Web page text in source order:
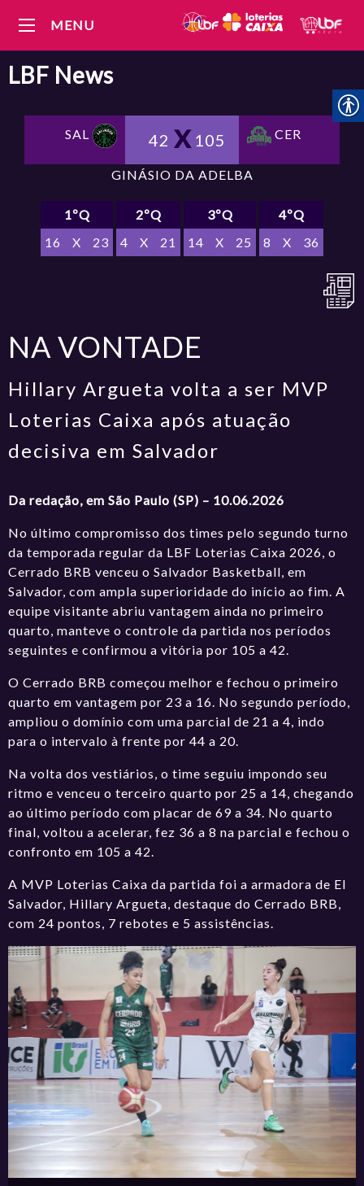
MENU
LBF News
SAL 42 105 CER
GINÁSIO DA ADELBA
1ºQ
16
X 23
2ºQ
4
X 21
3ºQ
14
X 25
4ºQ
8
X 36
NA VONTADE
Hillary Argueta volta a ser MVP
Loterias Caixa após atuação
decisiva em Salvador
Da redação, em São Paulo (SP) – 10.06.2026
No último compromisso dos times pelo segundo turno
da temporada regular da LBF Loterias Caixa 2026, o
Cerrado BRB venceu o Salvador Basketball, em
Salvador, com ampla superioridade do início ao fim. A
equipe visitante abriu vantagem ainda no primeiro
quarto, manteve o controle da partida nos períodos
seguintes e confirmou a vitória por 105 a 42.
O Cerrado BRB começou melhor e fechou o primeiro
quarto em vantagem por 23 a 16. No segundo período,
ampliou o domínio com uma parcial de 21 a 4, indo
para o intervalo à frente por 44 a 20.
Na volta dos vestiários, o time seguiu impondo seu
ritmo e venceu o terceiro quarto por 25 a 14, chegando
ao último período com placar de 69 a 34. No quarto
final, voltou a acelerar, fez 36 a 8 na parcial e fechou o
confronto em 105 a 42.
A MVP Loterias Caixa da partida foi a armadora de El
Salvador, Hillary Argueta, destaque do Cerrado BRB,
com 24 pontos, 7 rebotes e 5 assistências.